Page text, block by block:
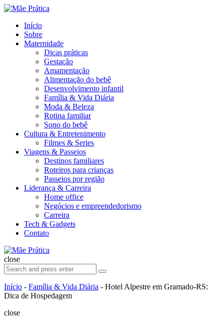
Menu
Menu
Início
Sobre
Maternidade
Dicas práticas
Gestação
Amamentação
Alimentação do bebê
Desenvolvimento infantil
Família & Vida Diária
Moda & Beleza
Rotina familiar
Sono do bebê
Cultura & Entretenimento
Filmes & Series
Viagens & Passeios
Destinos familiares
Roteiros para crianças
Passeios por região
Liderança & Carreira
Home office
Negócios e empreendedorismo
Carreira
Tech & Gadgets
Contato
Search
close
Search
for:
Search
Início - Família & Vida Diária - Hotel Alpestre em Gramado-RS:
Dica de Hospedagem
close